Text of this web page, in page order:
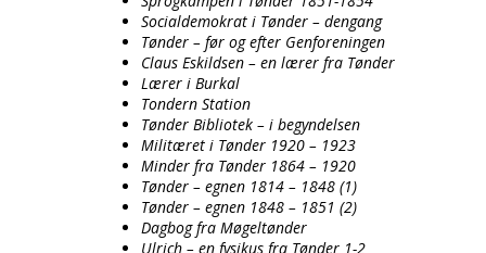
Socialdemokrat i Tønder – dengang
Tønder – før og efter Genforeningen
Claus Eskildsen – en lærer fra Tønder
Lærer i Burkal
Tondern Station
Tønder Bibliotek – i begyndelsen
Militæret i Tønder 1920 – 1923
Minder fra Tønder 1864 – 1920
Tønder – egnen 1814 – 1848 (1)
Tønder – egnen 1848 – 1851 (2)
Dagbog fra Møgeltønder
Ulrich – en fysikus fra Tønder 1-2